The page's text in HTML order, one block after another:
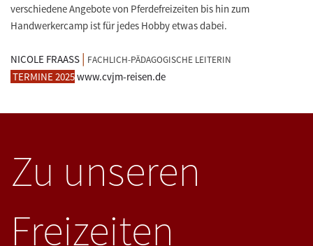
verschiedene Angebote von Pferdefreizeiten bis hin zum
Handwerkercamp ist für jedes Hobby etwas dabei.
NICOLE FRAASS | FACHLICH-PÄDAGOGISCHE LEITERIN
TERMINE 2025www.cvjm-reisen.de
Zu unseren
Freizeiten